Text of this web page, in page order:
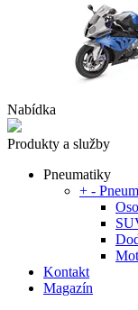
Nabídka
Produkty a služby
Pneumatiky
+ -
Kontakt
Magazín